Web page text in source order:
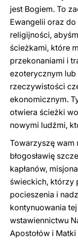
jest Bogiem. To
Ewangelii oraz
religijności,
ścieżkami, które
przekonaniami i
ezoterycznym
rzeczywistości
ekonomicznym.
otwiera ścieżki
nowymi ludźmi,
Towarzyszę wam
błogosławię
kapłanów,
świeckich, którzy
pocieszenia i
kontynuowania
wstawiennictwu
Apostołów i Matki